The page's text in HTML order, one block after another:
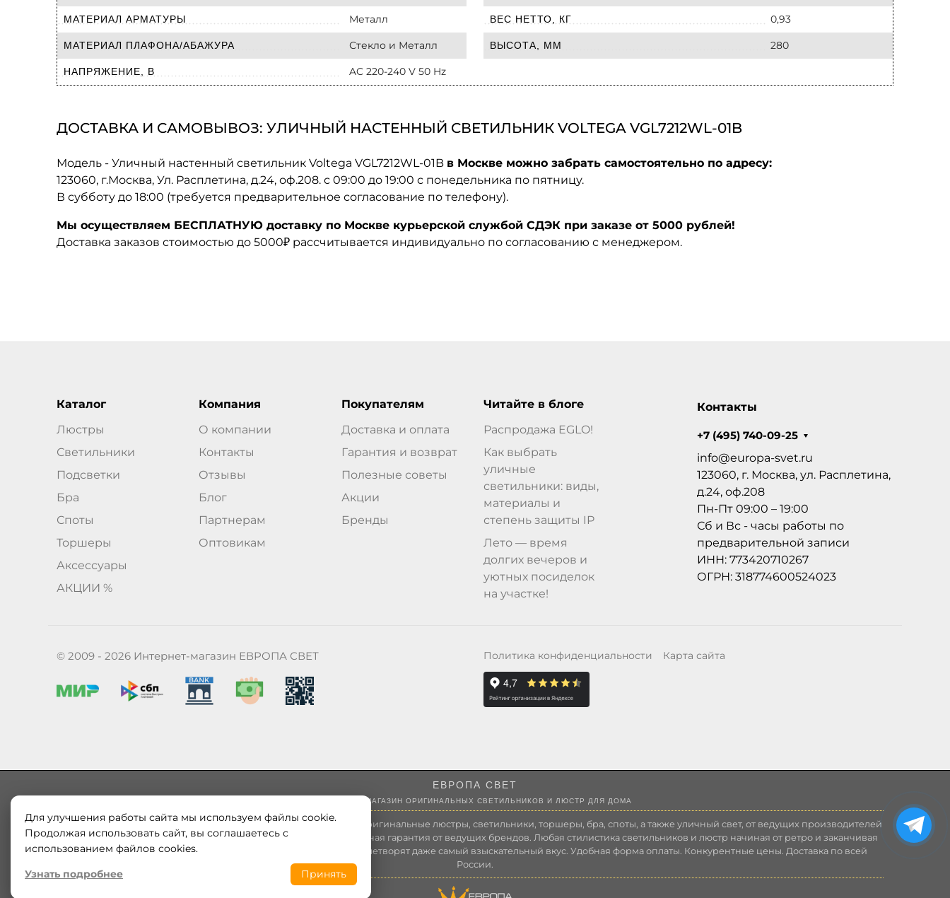
МАТЕРИАЛ АРМАТУРЫ Металл
МАТЕРИАЛ ПЛАФОНА/АБАЖУРА Стекло и Металл
НАПРЯЖЕНИЕ, В AC 220-240 V 50 Hz
ВЕС НЕТТО, КГ 0,93
ВЫСОТА, ММ 280
ДОСТАВКА И САМОВЫВОЗ: УЛИЧНЫЙ НАСТЕННЫЙ СВЕТИЛЬНИК VOLTEGA VGL7212WL-01B
Модель - Уличный настенный светильник Voltega VGL7212WL-01B в Москве можно забрать самостоятельно по адресу:
123060, г.Москва, Ул. Расплетина, д.24, оф.208. с 09:00 до 19:00 с понедельника по пятницу.
В субботу до 18:00 (требуется предварительное согласование по телефону).
Мы осуществляем БЕСПЛАТНУЮ доставку по Москве курьерской службой СДЭК при заказе от 5000 рублей!
Доставка заказов стоимостью до 5000₽ рассчитывается индивидуально по согласованию с менеджером.
Каталог
Люстры
Светильники
Подсветки
Бра
Споты
Торшеры
Аксессуары
АКЦИИ %
Компания
О компании
Контакты
Отзывы
Блог
Партнерам
Оптовикам
Покупателям
Доставка и оплата
Гарантия и возврат
Полезные советы
Акции
Бренды
Читайте в блоге
Распродажа EGLO!
Как выбрать
уличные
светильники: виды,
материалы и
степень защиты IP
Лето — время
долгих вечеров и
уютных посиделок
на участке!
Контакты
+7 (495) 740-09-25
info@europa-svet.ru
123060, г. Москва, ул. Расплетина,
д.24, оф.208
Пн-Пт 09:00 – 19:00
Сб и Вс - часы работы по
предварительной записи
ИНН: 773420710267
ОГРН: 318774600524023
© 2009 - 2026 Интернет-магазин ЕВРОПА СВЕТ Политика конфиденциальности Карта сайта
ЕВРОПА СВЕТ
ИНТЕРНЕТ-МАГАЗИН ОРИГИНАЛЬНЫХ СВЕТИЛЬНИКОВ И ЛЮСТР ДЛЯ ДОМА
Наш магазин «ЕВРОПА СВЕТ» поставляет и продает в России оригинальные люстры, светильники, торшеры, бра, споты, а также уличный свет, от ведущих производителей
Европы и России. Только оригинальная продукция. Полноценная гарантия от ведущих брендов. Любая стилистика светильников и люстр начиная от ретро и заканчивая
модерн от интернет-магазина europa-svet.ru позволит удовлетворят даже самый взыскательный вкус. Удобная форма оплаты. Конкурентные цены. Доставка по всей
России.
Для улучшения работы сайта мы используем файлы cookie.
Продолжая использовать сайт, вы соглашаетесь с
использованием файлов cookies.
Узнать подробнее
Принять